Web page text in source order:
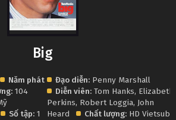
Big
Năm phát
104
Số tập: 1
Đạo diễn: Penny Marshall
Diễn viên: Tom Hanks, Elizabeth
Perkins, Robert Loggia, John
Heard
Chất lượng: HD Vietsub